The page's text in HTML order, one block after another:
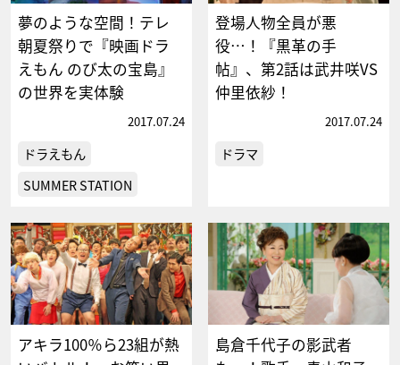
夢のような空間！テレ
朝夏祭りで『映画ドラ
えもん のび太の宝島』
の世界を実体験
2017.07.24
ドラえもん
SUMMER STATION
登場人物全員が悪
役…！『黒革の手
帖』、第2話は武井咲VS
仲里依紗！
2017.07.24
ドラマ
アキラ100％ら23組が熱
島倉千代子の影武者